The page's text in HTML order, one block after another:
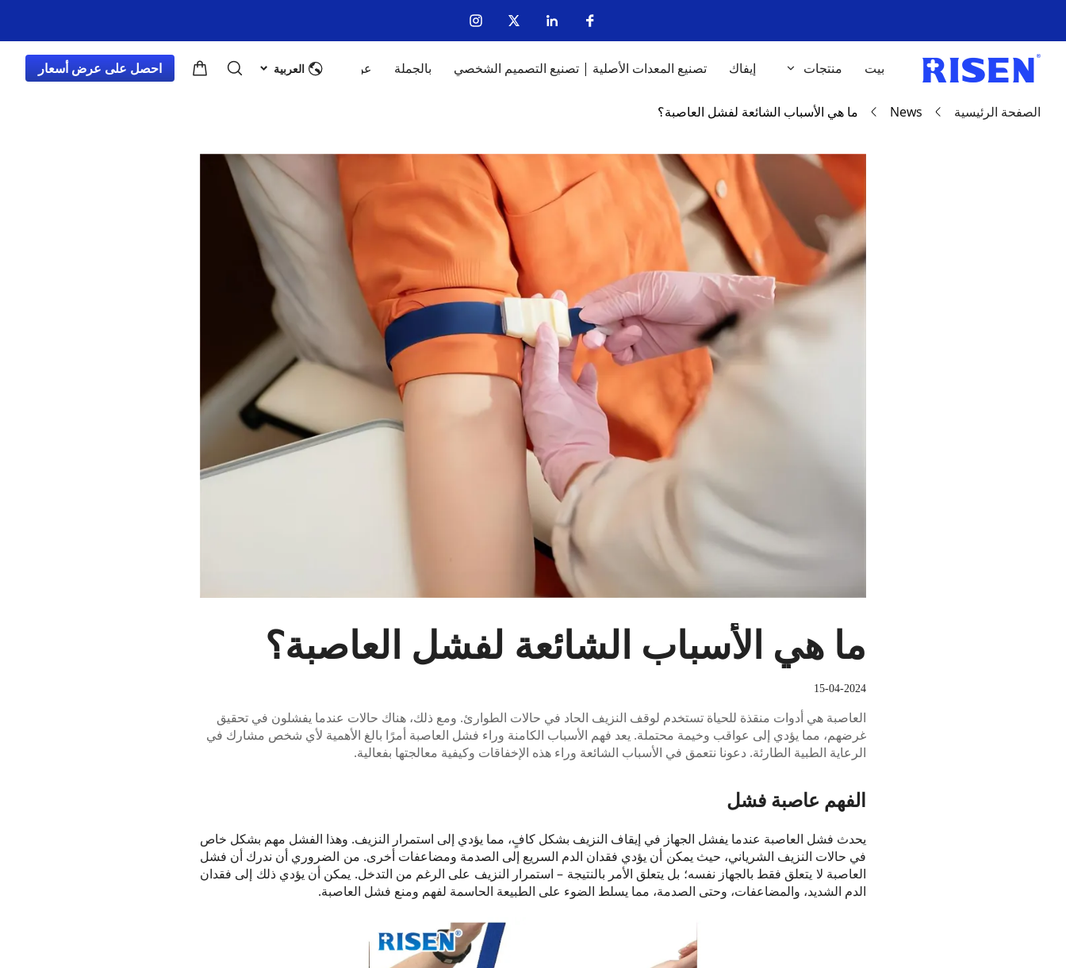
بيت منتجات إيفاك تصنيع المعدات الأصلية | تصنيع التصميم الشخصي بالجملة عن مدونة
العربية احصل على عرض أسعار
الصفحة الرئيسية News ما هي الأسباب الشائعة لفشل العاصبة؟
ما هي الأسباب الشائعة لفشل العاصبة؟
15-04-2024
العاصبة هي أدوات منقذة للحياة تستخدم لوقف النزيف الحاد في حالات الطوارئ. ومع ذلك، هناك حالات عندما يفشلون في تحقيق
غرضهم، مما يؤدي إلى عواقب وخيمة محتملة. يعد فهم الأسباب الكامنة وراء فشل العاصبة أمرًا بالغ الأهمية لأي شخص مشارك في
الرعاية الطبية الطارئة. دعونا نتعمق في الأسباب الشائعة وراء هذه الإخفاقات وكيفية معالجتها بفعالية.
الفهم عاصبة فشل
يحدث فشل العاصبة عندما يفشل الجهاز في إيقاف النزيف بشكل كافٍ، مما يؤدي إلى استمرار النزيف. وهذا الفشل مهم بشكل خاص
في حالات النزيف الشرياني، حيث يمكن أن يؤدي فقدان الدم السريع إلى الصدمة ومضاعفات أخرى. من الضروري أن ندرك أن فشل
العاصبة لا يتعلق فقط بالجهاز نفسه؛ بل يتعلق الأمر بالنتيجة – استمرار النزيف على الرغم من التدخل. يمكن أن يؤدي ذلك إلى فقدان
الدم الشديد، والمضاعفات، وحتى الصدمة، مما يسلط الضوء على الطبيعة الحاسمة لفهم ومنع فشل العاصبة.